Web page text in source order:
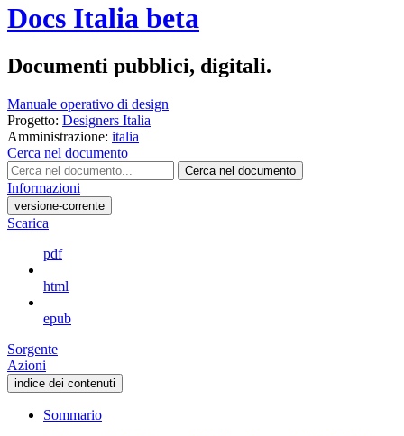
Docs Italia beta
Documenti pubblici, digitali.
Manuale operativo di design
Progetto: Designers Italia
Amministrazione: italia
Cerca nel documento
Cerca nel documento
Informazioni
versione-corrente
Scarica
pdf
html
epub
Sorgente
Azioni
indice dei contenuti
Sommario